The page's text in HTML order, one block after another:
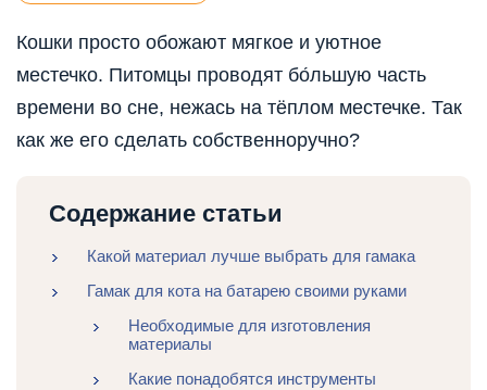
Кошки просто обожают мягкое и уютное
местечко. Питомцы проводят бо́льшую часть
времени во сне, нежась на тёплом местечке. Так
как же его сделать собственноручно?
Содержание статьи
Какой материал лучше выбрать для гамака
Гамак для кота на батарею своими руками
Необходимые для изготовления
материалы
Какие понадобятся инструменты